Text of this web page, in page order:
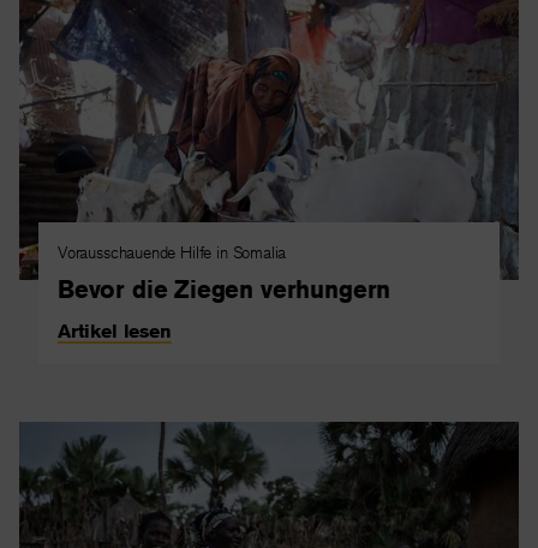
Vorausschauende Hilfe in Somalia
Bevor die Ziegen verhungern
Artikel lesen